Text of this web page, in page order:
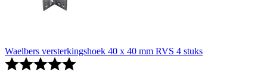
Waelbers versterkingshoek 40 x 40 mm RVS 4 stuks